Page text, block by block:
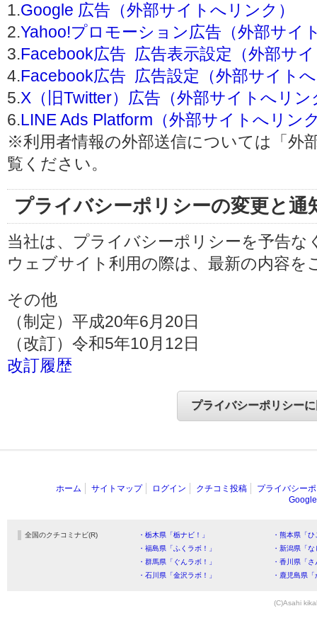
1.Google 広告（外部サイトへリンク）
2.Yahoo!プロモーション広告（外部サイ
3.Facebook広告 広告表示設定（外部サ
4.Facebook広告 広告設定（外部サイト
5.X（旧Twitter）広告（外部サイトへリン
6.LINE Ads Platform（外部サイトへリン
※利用者情報の外部送信については「外
覧ください。
プライバシーポリシーの変更と通
当社は、プライバシーポリシーを予告
ウェブサイト利用の際は、最新の内容を
その他
（制定）平成20年6月20日
（改訂）令和5年10月12日
改訂履歴
ホーム サイトマップ ログイン クチコミ投稿
プライバシー
全国のクチコミナビ(R) ・栃木県「栃ナビ！」
・熊本県「
・福島県「ふくラボ！」
・新潟県「
・群馬県「ぐんラボ！」
・香川県「
・石川県「金沢ラボ！」
・鹿児島県
(C)Asahi